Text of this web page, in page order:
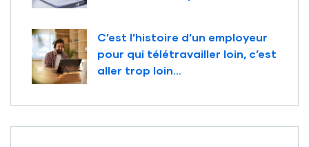
C’est l’histoire d’un employeur
pour qui télétravailler loin, c’est
aller trop loin…